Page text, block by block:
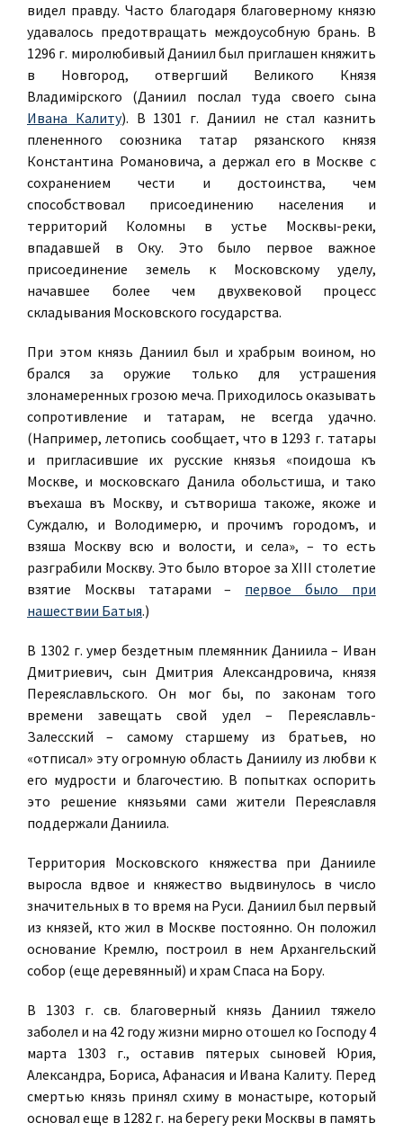
видел правду. Часто благодаря благоверному князю
удавалось предотвращать междоусобную брань. В
1296 г. миролюбивый Даниил был приглашен княжить
в Новгород, отвергший Великого Князя
Владимірского (Даниил послал туда своего сына
Ивана Калиту). В 1301 г. Даниил не стал казнить
плененного союзника татар рязанского князя
Константина Романовича, а держал его в Москве с
сохранением чести и достоинства, чем
способствовал присоединению населения и
территорий Коломны в устье Москвы-реки,
впадавшей в Оку. Это было первое важное
присоединение земель к Московскому уделу,
начавшее более чем двухвековой процесс
складывания Московского государства.
При этом князь Даниил был и храбрым воином, но
брался за оружие только для устрашения
злонамеренных грозою меча. Приходилось оказывать
сопротивление и татарам, не всегда удачно.
(Например, летопись сообщает, что в 1293 г. татары
и пригласившие их русские князья «поидоша къ
Москве, и московскаго Данила обольстиша, и тако
въехаша въ Москву, и сътвориша такоже, якоже и
Суждалю, и Володимерю, и прочимъ городомъ, и
взяша Москву всю и волости, и села», – то есть
разграбили Москву. Это было второе за XIII столетие
взятие Москвы татарами – первое было при
нашествии Батыя.)
В 1302 г. умер бездетным племянник Даниила – Иван
Дмитриевич, сын Дмитрия Александровича, князя
Переяславльского. Он мог бы, по законам того
времени завещать свой удел – Переяславль-
Залесский – самому старшему из братьев, но
«отписал» эту огромную область Даниилу из любви к
его мудрости и благочестию. В попытках оспорить
это решение князьями сами жители Переяславля
поддержали Даниила.
Территория Московского княжества при Данииле
выросла вдвое и княжество выдвинулось в число
значительных в то время на Руси. Даниил был первый
из князей, кто жил в Москве постоянно. Он положил
основание Кремлю, построил в нем Архангельский
собор (еще деревянный) и храм Спаса на Бору.
В 1303 г. св. благоверный князь Даниил тяжело
заболел и на 42 году жизни мирно отошел ко Господу 4
марта 1303 г., оставив пятерых сыновей Юрия,
Александра, Бориса, Афанасия и Ивана Калиту. Перед
смертью князь принял схиму в монастыре, который
основал еще в 1282 г. на берегу реки Москвы в память